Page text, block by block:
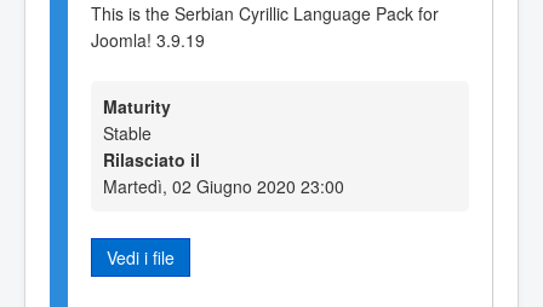
This is the Serbian Cyrillic Language Pack for
Joomla! 3.9.19
Maturity
Stable
Rilasciato il
Martedì, 02 Giugno 2020 23:00
Vedi i file